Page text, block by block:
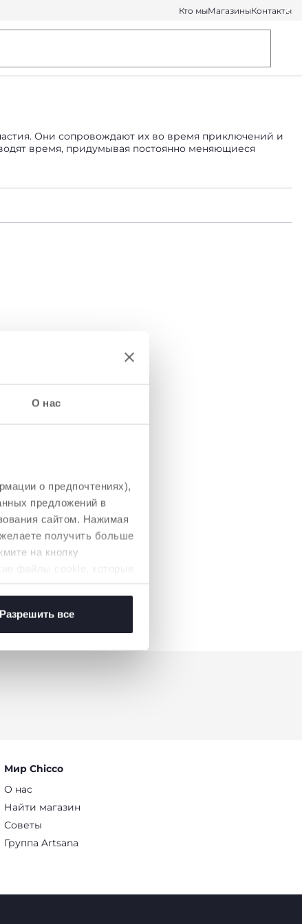
О нас
о предпочтениях),
предложений в
сайтом. Нажимая
получить больше
на кнопку
Разрешить все
Кто мыМагазиныКонтакты
Они сопровождают их во время приключений и
время, придумывая постоянно меняющиеся
Мир Chicco
О нас
Найти магазин
Советы
Группа Artsana